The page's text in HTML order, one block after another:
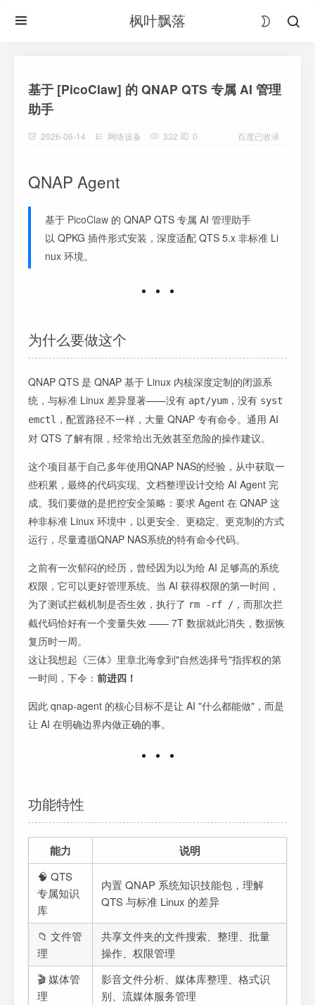
枫叶飘落
基于 [PicoClaw] 的 QNAP QTS 专属 AI 管理
助手
2026-06-14 网络设备 332 0 百度已收录
QNAP Agent
基于 PicoClaw 的 QNAP QTS 专属 AI 管理助手
以 QPKG 插件形式安装，深度适配 QTS 5.x 非标准 Li
nux 环境。
为什么要做这个
QNAP QTS 是 QNAP 基于 Linux 内核深度定制的闭源系
统，与标准 Linux 差异显著——没有 apt/yum ，没有 syst
emctl ，配置路径不一样，大量 QNAP 专有命令。通用 AI
对 QTS 了解有限，经常给出无效甚至危险的操作建议。
这个项目基于自己多年使用QNAP NAS的经验，从中获取一
些积累，最终的代码实现、文档整理设计交给 AI Agent 完
成。我们要做的是把控安全策略：要求 Agent 在 QNAP 这
种非标准 Linux 环境中，以更安全、更稳定、更克制的方式
运行，尽量遵循QNAP NAS系统的特有命令代码。
之前有一次郁闷的经历，曾经因为以为给 AI 足够高的系统
权限，它可以更好管理系统。当 AI 获得权限的第一时间，
为了测试拦截机制是否生效，执行了 rm -rf / ，而那次拦
截代码恰好有一个变量失效 —— 7T 数据就此消失，数据恢
复历时一周。
这让我想起《三体》里章北海拿到"自然选择号"指挥权的第
一时间，下令： 前进四！
因此 qnap-agent 的核心目标不是让 AI "什么都能做"，而是
让 AI 在明确边界内做正确的事。
功能特性
能力 说明
🧠 QTS
专属知识
库
内置 QNAP 系统知识技能包，理解
QTS 与标准 Linux 的差异
📁 文件管
理
共享文件夹的文件搜索、整理、批量
操作、权限管理
🎬 媒体管
理
影音文件分析、媒体库整理、格式识
别、流媒体服务管理